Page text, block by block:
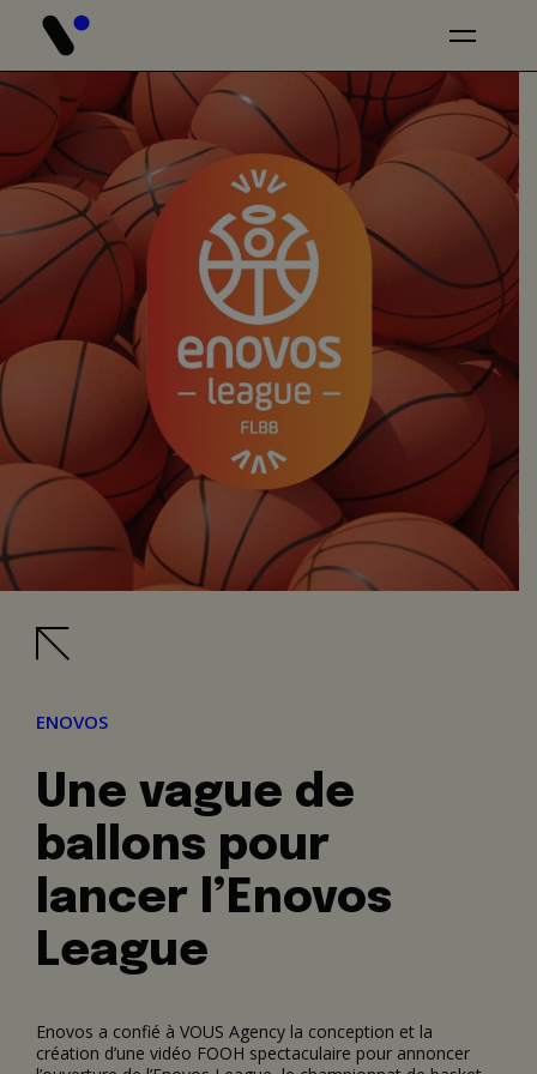
ENOVOS
Une vague de
ballons pour
lancer l’Enovos
League
Enovos a confié à VOUS Agency la conception et la
création d’une vidéo FOOH spectaculaire pour annoncer